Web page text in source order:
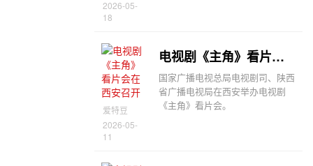
2026-05-
18
爱特豆
2026-05-
11
电视剧《主角》看片会在西安召开
国家广播电视总局电视剧司、陕西
省广播电视局在西安举办电视剧
《主角》看片会。